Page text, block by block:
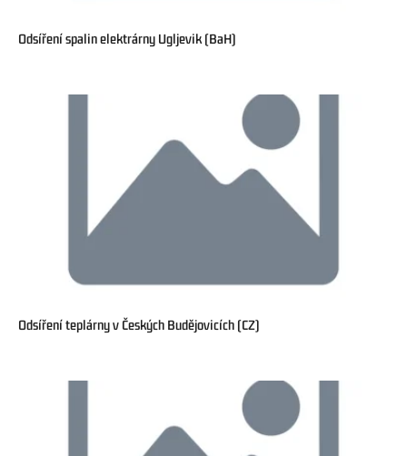
Odsíření spalin elektrárny Ugljevik (BaH)
Odsíření teplárny v Českých Budějovicích (CZ)